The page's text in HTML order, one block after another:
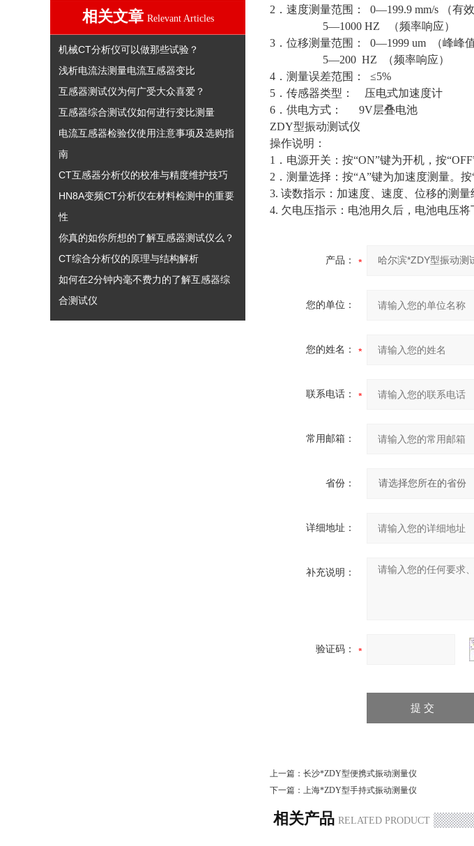
相关文章 Relevant Articles
机械CT分析仪可以做那些试验？
浅析电流法测量电流互感器变比
互感器测试仪为何广受大众喜爱？
互感器综合测试仪如何进行变比测量
电流互感器检验仪使用注意事项及选购指
南
CT互感器分析仪的校准与精度维护技巧
HN8A变频CT分析仪在材料检测中的重要
性
你真的如你所想的了解互感器测试仪么？
CT综合分析仪的原理与结构解析
如何在2分钟内毫不费力的了解互感器综
合测试仪
2．速度测量范围： 0—199.9 mm/s （有效
5—1000 HZ （频率响应）
3．位移测量范围： 0—1999 um （峰峰
5—200 HZ （频率响应）
4．测量误差范围： ≤5%
5．传感器类型： 压电式加速度计
6．供电方式： 9V层叠电池
ZDY型振动测试仪
操作说明：
1．电源开关：按“ON”键为开机，按
2．测量选择：按“A”键为加速度测量。
3. 读数指示：加速度、速度、位移的测
4. 欠电压指示：电池用久后，电池电压
产品：
您的单位：
您的姓名：
联系电话：
常用邮箱：
省份：
详细地址：
补充说明：
验证码：
上一篇： 长沙*ZDY型便携式振动测量仪
下一篇： 上海*ZDY型手持式振动测量仪
相关产品 RELATED PRODUCT